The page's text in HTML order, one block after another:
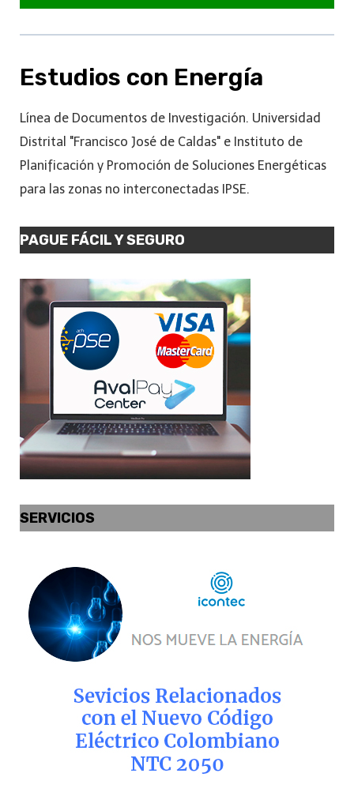
Estudios con Energía
Línea de Documentos de Investigación. Universidad
Distrital "Francisco José de Caldas" e Instituto de
Planificación y Promoción de Soluciones Energéticas
para las zonas no interconectadas IPSE.
PAGUE FÁCIL Y SEGURO
SERVICIOS